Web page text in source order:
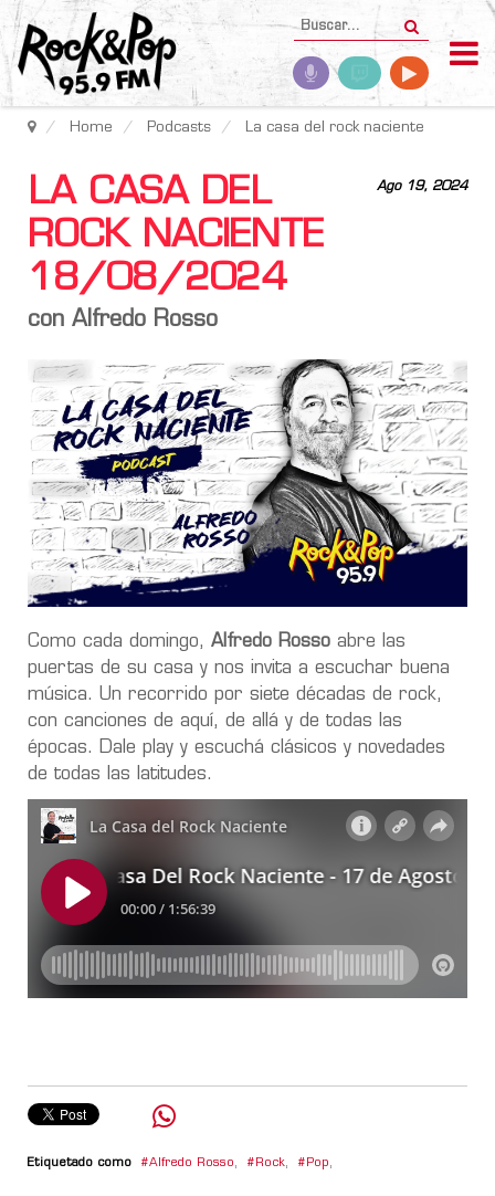
Home Podcasts La casa del rock naciente
Ago 19, 2024
LA CASA DEL
ROCK NACIENTE
18/08/2024
con Alfredo Rosso
Como cada domingo, Alfredo Rosso abre las
puertas de su casa y nos invita a escuchar buena
música. Un recorrido por siete décadas de rock,
con canciones de aquí, de allá y de todas las
épocas. Dale play y escuchá clásicos y novedades
de todas las latitudes.
Etiquetado como Alfredo Rosso, Rock, Pop,